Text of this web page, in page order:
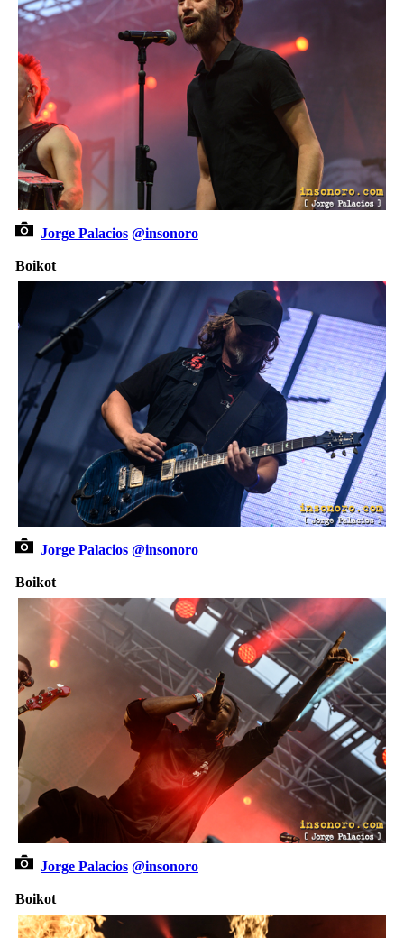
Jorge Palacios @insonoro
Boikot
Jorge Palacios @insonoro
Boikot
Jorge Palacios @insonoro
Boikot